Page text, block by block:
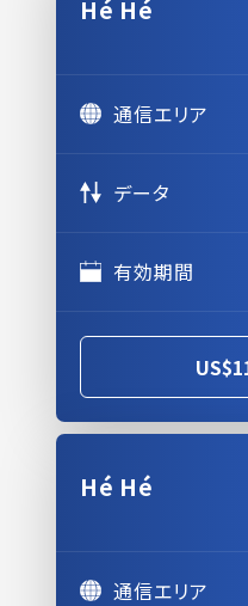
Hé Hé
通信エリア
データ
有効期間
Hé Hé
通信エリア